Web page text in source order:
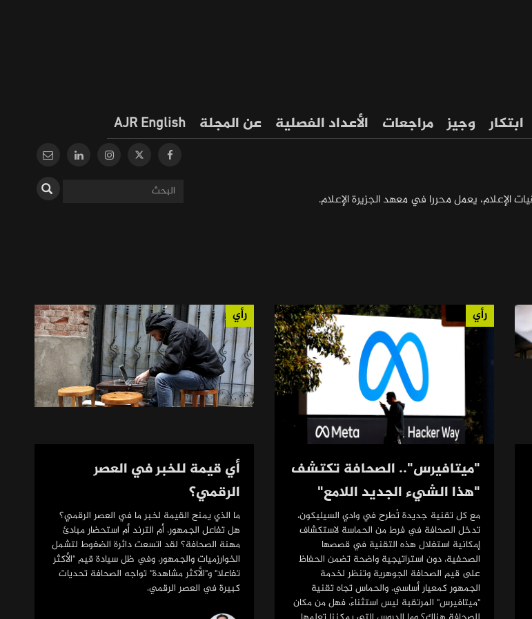
ابتكار وجيز مراجعات الأعداد الفصلية عن المجلة AJR English
يعمل محررا في معهد الجزيرة الإعلام.
رأي
"ميتافيرس".. الصحافة تكتشف
"هذا الشيء الجديد اللامع"
مع كل تقنية جديدة تُطرح في وادي السيليكون،
تدخل الصحافة في فرط من الحماسة لاستكشاف
إمكانية استغلال هذه التقنية في قصصها
الصحفية، دون استراتيجية واضحة تضمن الحفاظ
على قيم الصحافة الجوهرية وتنظر لخدمة
الجمهور كمعيار أساسي. والحماس تجاه تقنية
"ميتافيرس" المرتقبة ليس استثناءً، فهل من مكان
رأي
أي قيمة للخبر في العصر
الرقمي؟
ما الذي يمنح القيمة لخبر ما في العصر الرقمي؟
هل تفاعل الجمهور، أم الترند أم استحضار مبادئ
مهنة الصحافة؟ لقد اتسعت دائرة الضغوط لتشمل
الخوارزميات والجمهور، وفي ظل سيادة قيم "الأكثر
تفاعلا" و"الأكثر مشاهدة" تواجه الصحافة تحديات
كبيرة في العصر الرقمي.